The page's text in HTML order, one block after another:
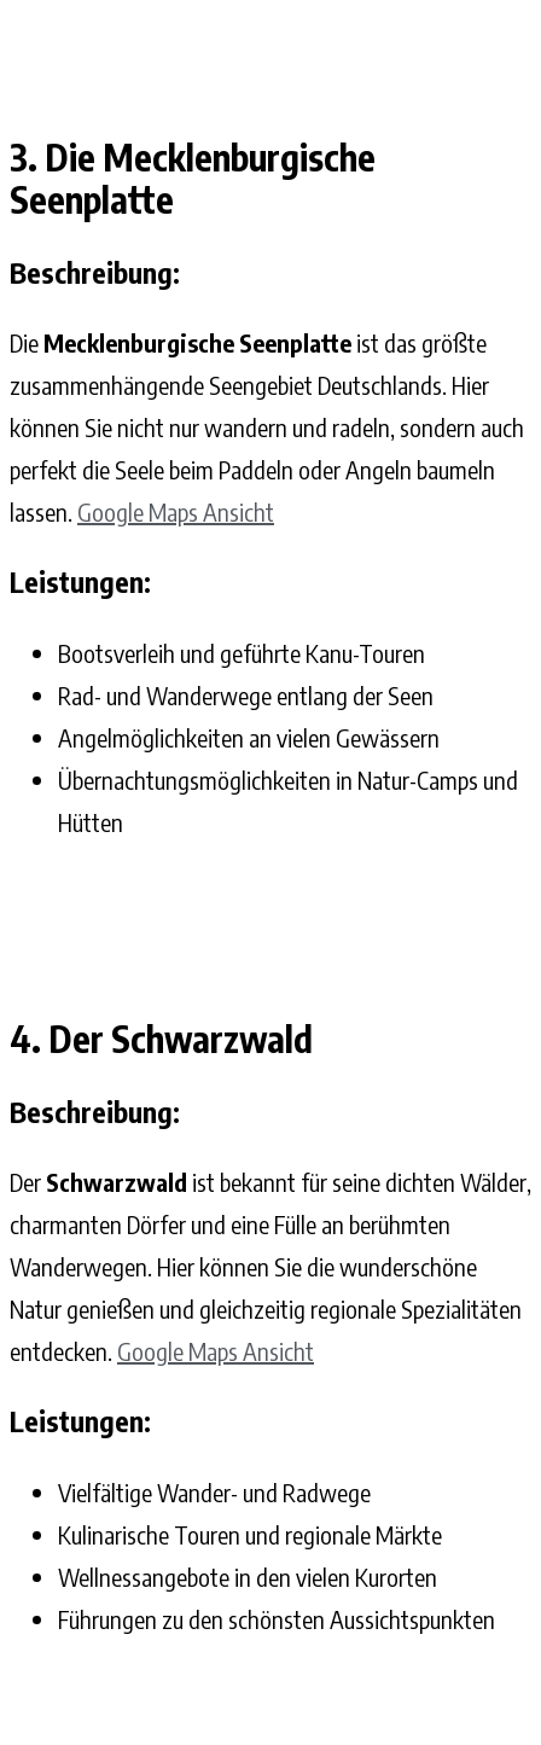
3. Die Mecklenburgische
Seenplatte
Beschreibung:
Die Mecklenburgische Seenplatte ist das größte
zusammenhängende Seengebiet Deutschlands. Hier
können Sie nicht nur wandern und radeln, sondern auch
perfekt die Seele beim Paddeln oder Angeln baumeln
lassen. Google Maps Ansicht
Leistungen:
Bootsverleih und geführte Kanu-Touren
Rad- und Wanderwege entlang der Seen
Angelmöglichkeiten an vielen Gewässern
Übernachtungsmöglichkeiten in Natur-Camps und
Hütten
4. Der Schwarzwald
Beschreibung:
Der Schwarzwald ist bekannt für seine dichten Wälder,
charmanten Dörfer und eine Fülle an berühmten
Wanderwegen. Hier können Sie die wunderschöne
Natur genießen und gleichzeitig regionale Spezialitäten
entdecken. Google Maps Ansicht
Leistungen:
Vielfältige Wander- und Radwege
Kulinarische Touren und regionale Märkte
Wellnessangebote in den vielen Kurorten
Führungen zu den schönsten Aussichtspunkten